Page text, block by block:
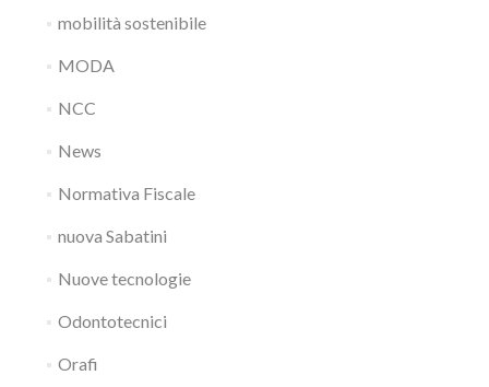
mobilità sostenibile
MODA
NCC
News
Normativa Fiscale
nuova Sabatini
Nuove tecnologie
Odontotecnici
Orafi